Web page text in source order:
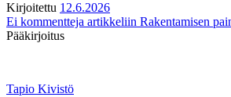
Kirjoitettu 12.6.2026
Ei kommentteja artikkeliin Rakentamisen
Pääkirjoitus
Tapio Kivistö